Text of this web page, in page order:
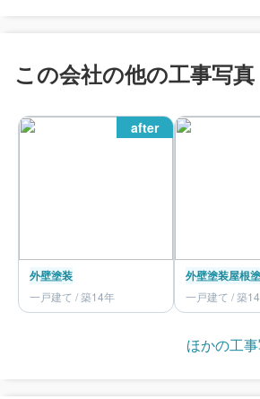
この会社の他の工事写真
after
外壁塗装
一戸建て / 築14年
外壁塗装屋根
一戸建て / 築
ほかの工